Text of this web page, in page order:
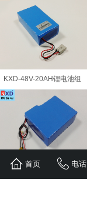
KXD-48V-20AH锂电池组
首页 电话